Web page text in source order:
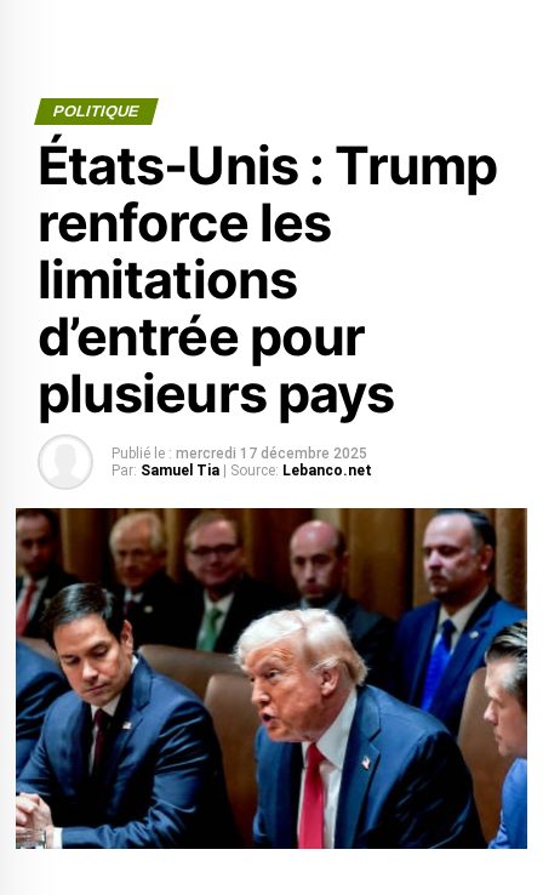
POLITIQUE
États-Unis : Trump
renforce les
limitations
d’entrée pour
plusieurs pays
Publié le : mercredi 17 décembre 2025
Par: Samuel Tia | Source: Lebanco.net